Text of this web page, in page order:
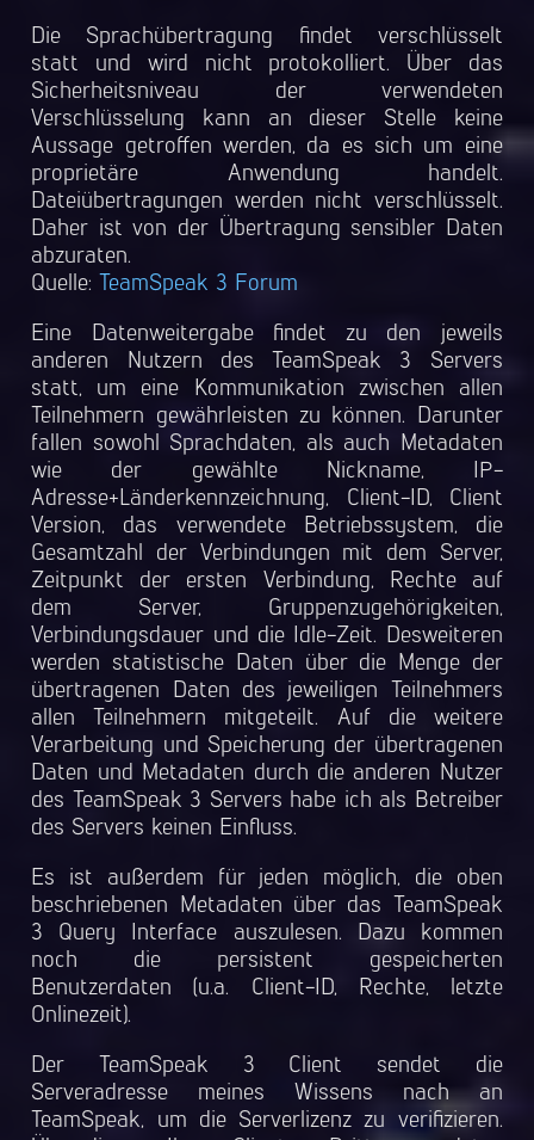
Die Sprachübertragung findet verschlüsselt
statt und wird nicht protokolliert. Über das
Sicherheitsniveau der verwendeten
Verschlüsselung kann an dieser Stelle keine
Aussage getroffen werden, da es sich um eine
proprietäre Anwendung handelt.
Dateiübertragungen werden nicht verschlüsselt.
Daher ist von der Übertragung sensibler Daten
abzuraten.
Quelle:TeamSpeak 3 Forum
Eine Datenweitergabe findet zu den jeweils
anderen Nutzern des TeamSpeak 3 Servers
statt, um eine Kommunikation zwischen allen
Teilnehmern gewährleisten zu können. Darunter
fallen sowohl Sprachdaten, als auch Metadaten
wie der gewählte Nickname, IP-
Adresse+Länderkennzeichnung, Client-ID, Client
Version, das verwendete Betriebssystem, die
Gesamtzahl der Verbindungen mit dem Server,
Zeitpunkt der ersten Verbindung, Rechte auf
dem Server, Gruppenzugehörigkeiten,
Verbindungsdauer und die Idle-Zeit. Desweiteren
werden statistische Daten über die Menge der
übertragenen Daten des jeweiligen Teilnehmers
allen Teilnehmern mitgeteilt. Auf die weitere
Verarbeitung und Speicherung der übertragenen
Daten und Metadaten durch die anderen Nutzer
des TeamSpeak 3 Servers habe ich als Betreiber
des Servers keinen Einfluss.
Es ist außerdem für jeden möglich, die oben
beschriebenen Metadaten über das TeamSpeak
3 Query Interface auszulesen. Dazu kommen
noch die persistent gespeicherten
Benutzerdaten (u.a. Client-ID, Rechte, letzte
Onlinezeit).
Der TeamSpeak 3 Client sendet die
Serveradresse meines Wissens nach an
TeamSpeak, um die Serverlizenz zu verifizieren.